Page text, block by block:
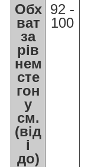
Обх
ват
за
рів
нем
сте
гон
у
см.
(від
і
до)
92 -
100